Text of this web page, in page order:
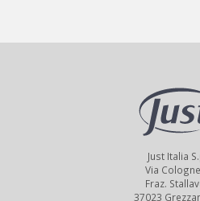
Just Italia
Via
Fraz.
37023